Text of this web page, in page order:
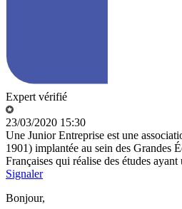
Expert vérifié
23/03/2020 15:30
Une Junior Entreprise est une
1901) implantée au sein des Grandes
Françaises qui réalise des études
Signaler
Bonjour,